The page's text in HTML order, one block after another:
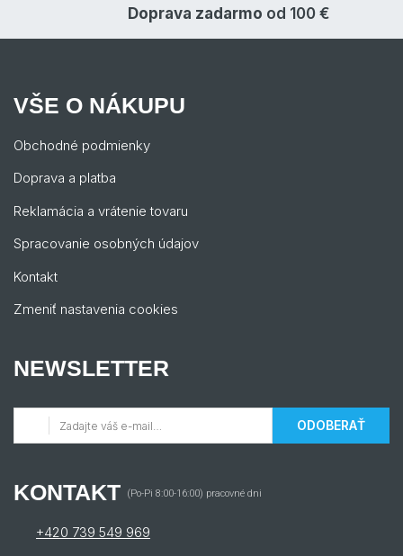
Doprava zadarmo od 100 €
VŠE O NÁKUPU
Obchodné podmienky
Doprava a platba
Reklamácia a vrátenie tovaru
Spracovanie osobných údajov
Kontakt
Zmeniť nastavenia cookies
NEWSLETTER
ODOBERAŤ
KONTAKT (Po-Pi 8:00-16:00) pracovné dni
+420 739 549 969